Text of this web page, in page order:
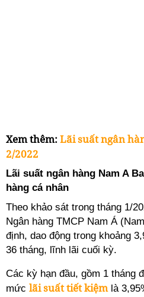
Xem thêm:Lãi suất ngân
2/2022
Lãi suất ngân hàng Nam A
hàng cá nhân
Theo khảo sát trong tháng 1/
Ngân hàng TMCP Nam Á
định, dao động trong khoảng
36 tháng, lĩnh lãi cuối kỳ.
Các kỳ hạn đầu, gồm 1 tháng
mức lãi suất tiết kiệmlà